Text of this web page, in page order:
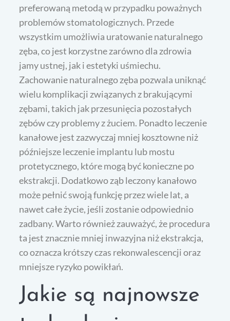
preferowaną metodą w przypadku poważnych
problemów stomatologicznych. Przede
wszystkim umożliwia uratowanie naturalnego
zęba, co jest korzystne zarówno dla zdrowia
jamy ustnej, jak i estetyki uśmiechu.
Zachowanie naturalnego zęba pozwala uniknąć
wielu komplikacji związanych z brakującymi
zębami, takich jak przesunięcia pozostałych
zębów czy problemy z żuciem. Ponadto leczenie
kanałowe jest zazwyczaj mniej kosztowne niż
późniejsze leczenie implantu lub mostu
protetycznego, które mogą być konieczne po
ekstrakcji. Dodatkowo ząb leczony kanałowo
może pełnić swoją funkcję przez wiele lat, a
nawet całe życie, jeśli zostanie odpowiednio
zadbany. Warto również zauważyć, że procedura
ta jest znacznie mniej inwazyjna niż ekstrakcja,
co oznacza krótszy czas rekonwalescencji oraz
mniejsze ryzyko powikłań.
Jakie są najnowsze